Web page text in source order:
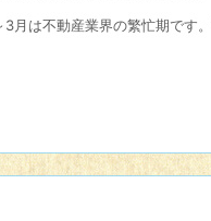
月は不動産業界の繁忙期です